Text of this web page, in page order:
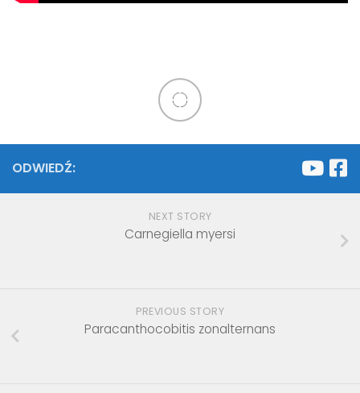
ODWIEDŹ:
NEXT STORY
Carnegiella myersi
PREVIOUS STORY
Paracanthocobitis zonalternans